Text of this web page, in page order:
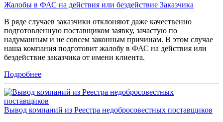
Жалобы в ФАС на действия или бездействие Заказчика
В ряде случаев заказчики отклоняют даже качественно
подготовленную поставщиком заявку, зачастую по
надуманным и не совсем законным причинам. В этом случае
наша компания подготовит жалобу в ФАС на действия или
бездействие заказчика от имени клиента.
Подробнее
Вывод компаний из Реестра недобросовестных поставщиков